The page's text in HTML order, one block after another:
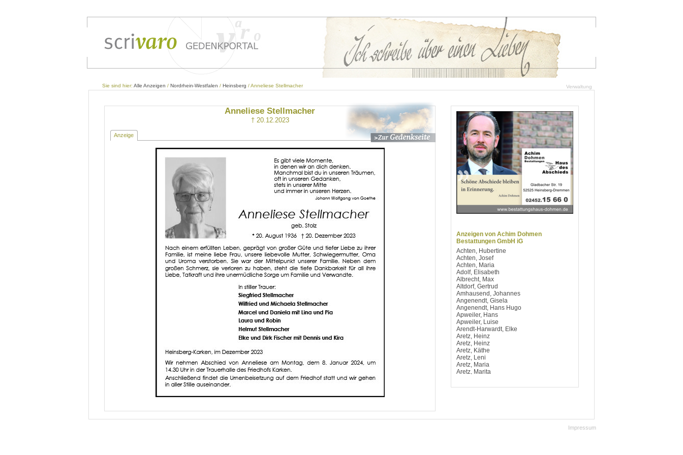
Verwaltung
Sie sind hier: Alle Anzeigen / Nordrhein-Westfalen / Heinsberg / Anneliese Stellmacher
Anneliese Stellmacher
† 20.12.2023
Anzeige
Anzeigen von Achim Dohmen
Bestattungen GmbH iG
Achten, Hubertine
Achten, Josef
Achten, Maria
Adolf, Elisabeth
Albrecht, Max
Altdorf, Gertrud
Amhausend, Johannes
Angenendt, Gisela
Angenendt, Hans Hugo
Apweiler, Hans
Apweiler, Luise
Arendt-Harwardt, Elke
Aretz, Heinz
Aretz, Heinz
Aretz, Käthe
Aretz, Leni
Aretz, Maria
Aretz, Marita
Artelt, Notburga
Aufsfeld, Maria
Impressum